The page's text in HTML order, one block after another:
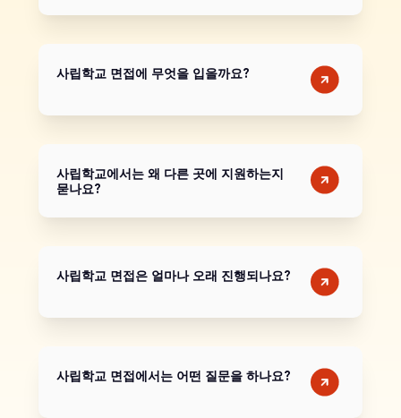
사립학교 면접에 무엇을 입을까요?
사립학교에서는 왜 다른 곳에 지원하는지
묻나요?
사립학교 면접은 얼마나 오래 진행되나요?
사립학교 면접에서는 어떤 질문을 하나요?